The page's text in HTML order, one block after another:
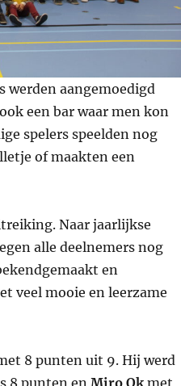
werden aangemoedigd
een bar waar men kon
spelers speelden nog
of maakten een
Naar jaarlijkse
alle deelnemers nog
en
veel mooie en leerzame
8 punten uit 9. Hij werd
8 punten en Miro Okmet